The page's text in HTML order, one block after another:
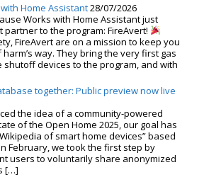
Home Assistant28/07/2026
Works with Home Assistant just
to the program: FireAvert!
FireAvert are on a mission to keep you
way. They bring the very first gas
shutoff devices to the program, and with
together: Public preview now live
the idea of a community-powered
of the Open Home 2025, our goal has
of smart home devices” based
February, we took the first step by
users to voluntarily share anonymized
[…]